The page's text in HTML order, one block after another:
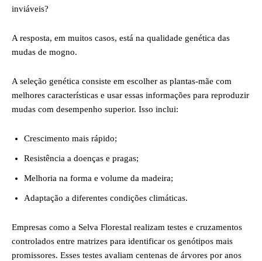
inviáveis?
A resposta, em muitos casos, está na qualidade genética das
mudas de mogno.
A seleção genética consiste em escolher as plantas-mãe com
melhores características e usar essas informações para reproduzir
mudas com desempenho superior. Isso inclui:
Crescimento mais rápido;
Resistência a doenças e pragas;
Melhoria na forma e volume da madeira;
Adaptação a diferentes condições climáticas.
Empresas como a Selva Florestal realizam testes e cruzamentos
controlados entre matrizes para identificar os genótipos mais
promissores. Esses testes avaliam centenas de árvores por anos